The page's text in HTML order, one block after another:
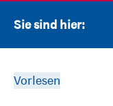
Sie sind hier:
Vorlesen